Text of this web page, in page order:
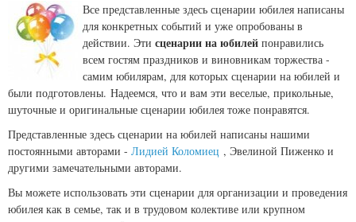
Все представленные здесь сценарии юбилея написаны
для конкретных событий и уже опробованы в
действии. Эти сценарии на юбилей понравились
всем гостям праздников и виновникам торжества -
самим юбилярам, для которых сценарии на юбилей и
были подготовлены. Надеемся, что и вам эти веселые, прикольные,
шуточные и оригинальные сценарии юбилея тоже понравятся.
Представленные здесь сценарии на юбилей написаны нашими
постоянными авторами - Лидией Коломиец , Эвелиной Пиженко и
другими замечательными авторами.
Вы можете использовать эти сценарии для организации и проведения
юбилея как в семье, так и в трудовом колективе или крупном